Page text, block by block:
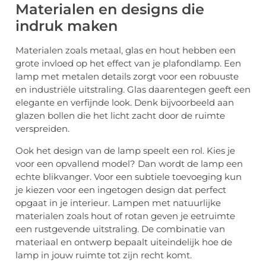
Materialen en designs die
indruk maken
Materialen zoals metaal, glas en hout hebben een
grote invloed op het effect van je plafondlamp. Een
lamp met metalen details zorgt voor een robuuste
en industriële uitstraling. Glas daarentegen geeft een
elegante en verfijnde look. Denk bijvoorbeeld aan
glazen bollen die het licht zacht door de ruimte
verspreiden.
Ook het design van de lamp speelt een rol. Kies je
voor een opvallend model? Dan wordt de lamp een
echte blikvanger. Voor een subtiele toevoeging kun
je kiezen voor een ingetogen design dat perfect
opgaat in je interieur. Lampen met natuurlijke
materialen zoals hout of rotan geven je eetruimte
een rustgevende uitstraling. De combinatie van
materiaal en ontwerp bepaalt uiteindelijk hoe de
lamp in jouw ruimte tot zijn recht komt.